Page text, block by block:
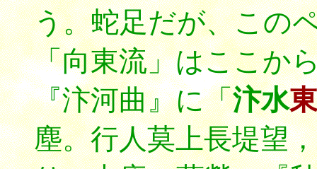
う。蛇足だが、この
「向東流」はここか
『汴河曲』に「汴水
塵。行人莫上長堤望